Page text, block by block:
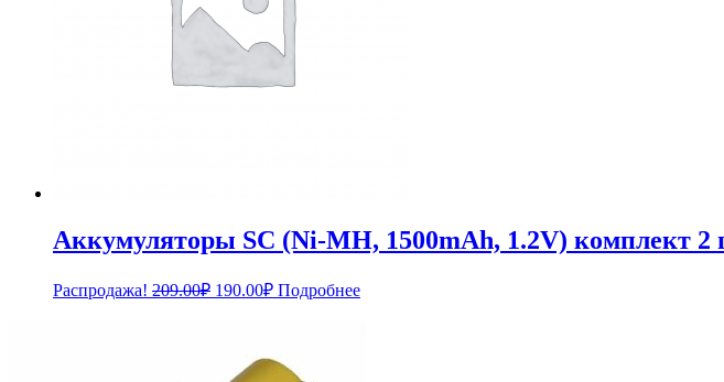
Аккумуляторы SC (Ni-MH, 1500mAh, 1.2V) комплект 2
Распродажа! 209.00₽ Первоначальная
190.00₽Текущая
цена:
Подробнее